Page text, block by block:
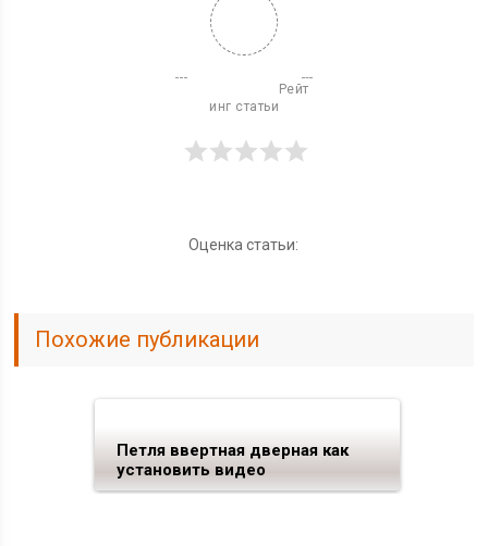
инг статьи
Оценка статьи:
Похожие публикации
Петля ввертная дверная как
установить видео